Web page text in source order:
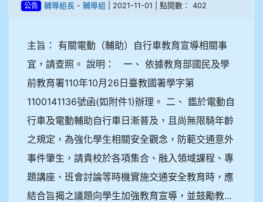
公告 輔導組長 - 輔導組 | 2021-11-01 | 點閱數： 402
主旨： 有關電動（輔助）自行車教育宣導相關事
宜，請查照。 說明： 一、 依據教育部國民及學
前教育署110年10月26日臺教國署學字第
1100141136號函(如附件1)辦理。 二、 鑑於電動自
行車及電動輔助自行車日漸普及，且尚無限騎年齡
之規定，為強化學生相關安全觀念，防範交通意外
事件肇生，請貴校於各項集合、融入領域課程、專
題講座、班會討論等時機實施交通安全教育時，應
結合旨揭之議題向學生加強教育宣導，並鼓勵教...